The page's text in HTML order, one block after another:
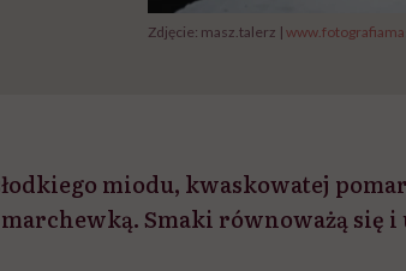
Zdjęcie: masz.talerz |
miodu, kwaskowatej
Smaki równoważą się i